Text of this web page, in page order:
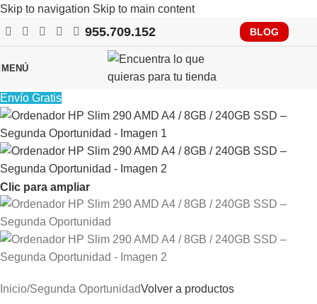
Skip to navigation Skip to main content
RECUERDA QUE PRONTO TENDRÁS QUE CUMPLIR CON
VERIFACTU, CONSÚLTANOS
955.709.152 BLOG
MENÚ
Envío Gratis
Clic para ampliar
Inicio/Segunda OportunidadVolver a productos